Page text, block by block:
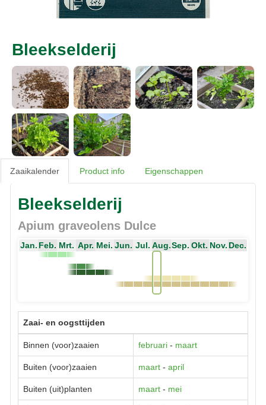
Bleekselderij
Zaaikalender Product info Eigenschappen
Bleekselderij
Apium graveolens Dulce
Jan. Feb. Mrt. Apr. Mei. Jun. Jul. Aug.Sep. Okt. Nov. Dec.
Zaai- en oogsttijden
Binnen (voor)zaaien februari - maart
Buiten (voor)zaaien maart - april
Buiten (uit)planten maart - mei